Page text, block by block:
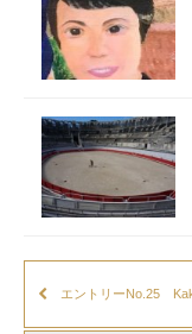
エントリーNo.25